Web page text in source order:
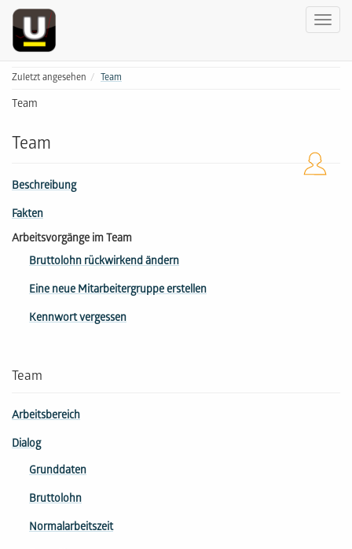
Zuletzt angesehen Team
Team
Team
Beschreibung
Fakten
Arbeitsvorgänge im Team
Bruttolohn rückwirkend ändern
Eine neue Mitarbeitergruppe erstellen
Kennwort vergessen
Team
Arbeitsbereich
Dialog
Grunddaten
Bruttolohn
Normalarbeitszeit